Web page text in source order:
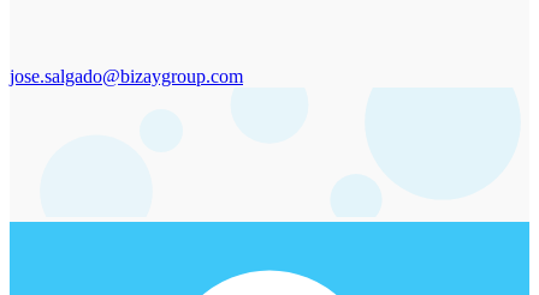
jose.salgado@bizaygroup.com